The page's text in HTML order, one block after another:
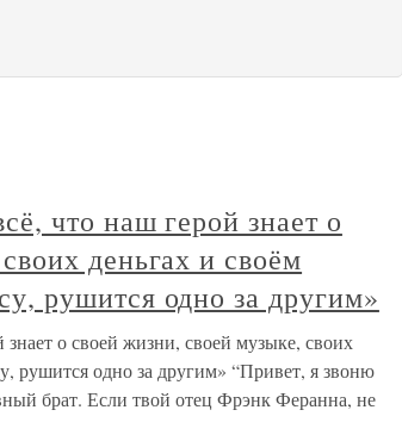
что наш герой знает о
деньгах и своём
рушится одно за другим»
о своей жизни, своей музыке, своих
рушится одно за другим» “Привет, я звоню
брат. Если твой отец Фрэнк Феранна, не